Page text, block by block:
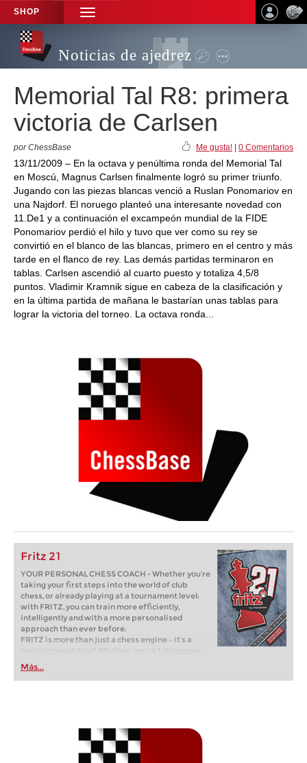
SHOP
TOGGLE
NAVIGATION
Noticias de ajedrez
Memorial Tal R8: primera
victoria de Carlsen
por ChessBase Me gusta! 0 Comentarios
13/11/2009 – En la octava y penúltima ronda del Memorial Tal
en Moscú, Magnus Carlsen finalmente logró su primer triunfo.
Jugando con las piezas blancas venció a Ruslan Ponomariov en
una Najdorf. El noruego planteó una interesante novedad con
11.De1 y a continuación el excampeón mundial de la FIDE
Ponomariov perdió el hilo y tuvo que ver como su rey se
convirtió en el blanco de las blancas, primero en el centro y más
tarde en el flanco de rey. Las demás partidas terminaron en
tablas. Carlsen ascendió al cuarto puesto y totaliza 4,5/8
puntos. Vladimir Kramnik sigue en cabeza de la clasificación y
en la última partida de mañana le bastarían unas tablas para
lograr la victoria del torneo. La octava ronda...
Fritz 21
YOUR PERSONAL CHESS COACH - Whether you’re
taking your first steps into the world of club
chess, or already playing at a tournament level:
with FRITZ, you can train more efficiently,
intelligently and with a more personalised
approach than ever before.
FRITZ is more than just a chess engine – it’s a
training revolution! Whether you’re taking your
first steps into the world of club chess, or already
playing at a tournament level: with FRITZ, you can
train more efficiently, intelligently and with a
Más...